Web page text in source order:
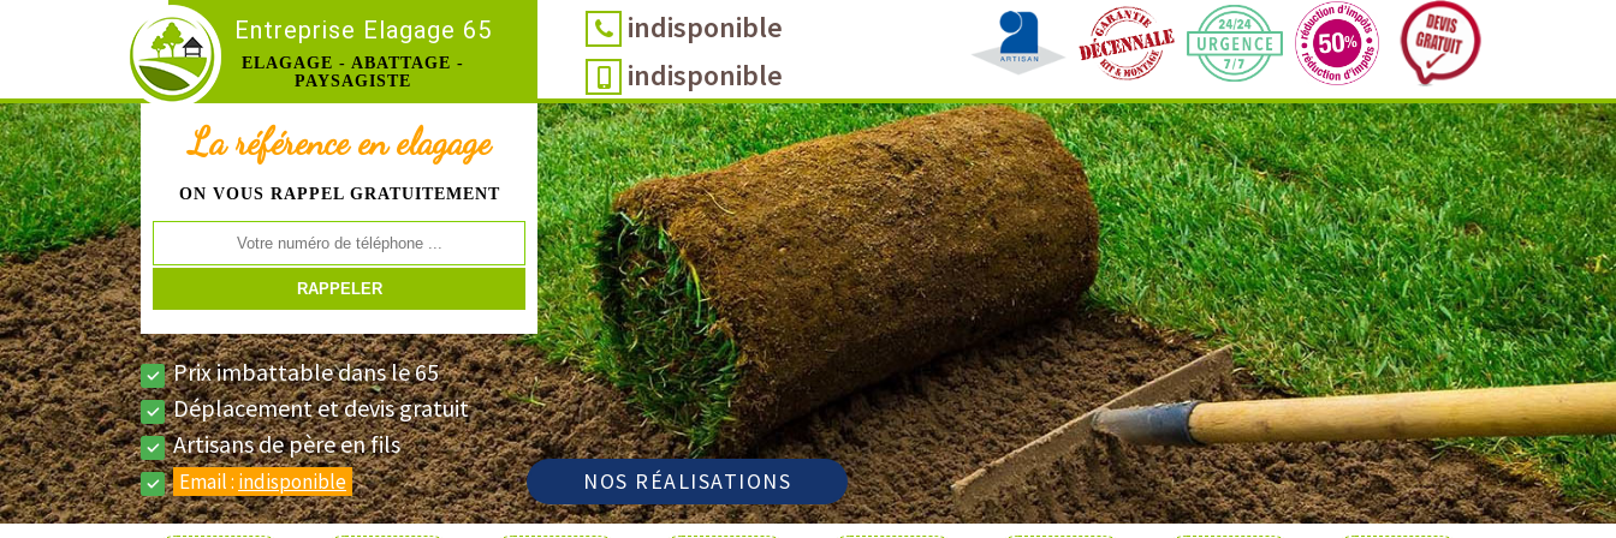
Entreprise Elagage 65
ELAGAGE - ABATTAGE -
PAYSAGISTE
indisponible
indisponible
La référence en elagage
ON VOUS RAPPEL GRATUITEMENT
Prix imbattable dans le 65
Déplacement et devis gratuit
Artisans de père en fils
Email : indisponible NOS RÉALISATIONS